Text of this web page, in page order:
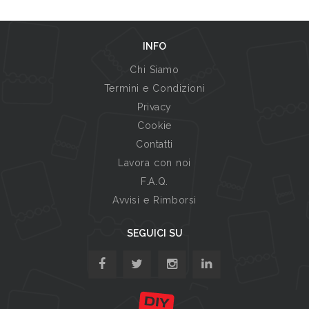
INFO
Chi Siamo
Termini e Condizioni
Privacy
Cookie
Contatti
Lavora con noi
F.A.Q.
Avvisi e Rimborsi
SEGUICI SU